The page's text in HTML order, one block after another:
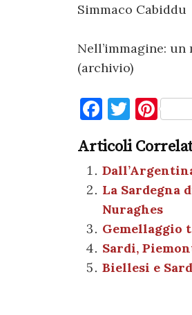
Simmaco Cabiddu
Nell’immagine:
(archivio)
F
c
e
b
o
o
k
T
it
te
r
Pi
er
es
t
Articoli
La Sardegna
Nuraghes
Gemellaggio
Sardi,
Biellesi e